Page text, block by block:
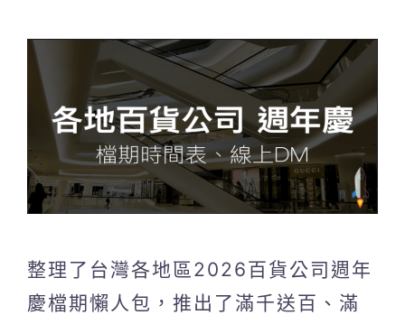
整理了台灣各地區2026百貨公司週年
慶檔期懶人包，推出了滿千送百、滿